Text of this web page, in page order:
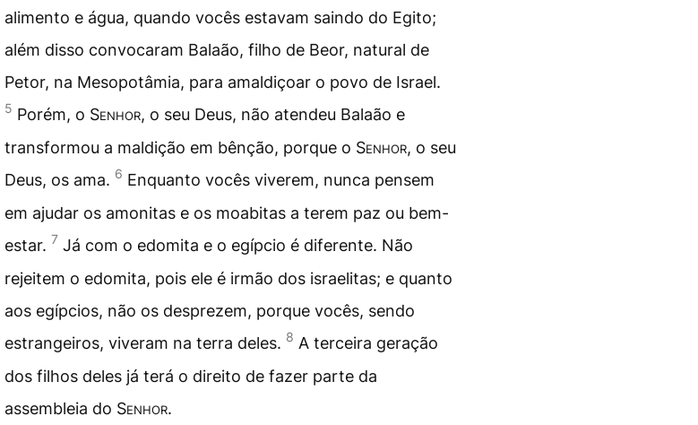
alimento e água, quando vocês estavam saindo do Egito;
além disso convocaram Balaão, filho de Beor, natural de
Petor, na Mesopotâmia, para amaldiçoar o povo de Israel.
5 Porém, o Senhor, o seu Deus, não atendeu Balaão e
transformou a maldição em bênção, porque o Senhor, o seu
Deus, os ama. 6 Enquanto vocês viverem, nunca pensem
em ajudar os amonitas e os moabitas a terem paz ou bem-
estar. 7 Já com o edomita e o egípcio é diferente. Não
rejeitem o edomita, pois ele é irmão dos israelitas; e quanto
aos egípcios, não os desprezem, porque vocês, sendo
estrangeiros, viveram na terra deles. 8 A terceira geração
dos filhos deles já terá o direito de fazer parte da
assembleia do Senhor.